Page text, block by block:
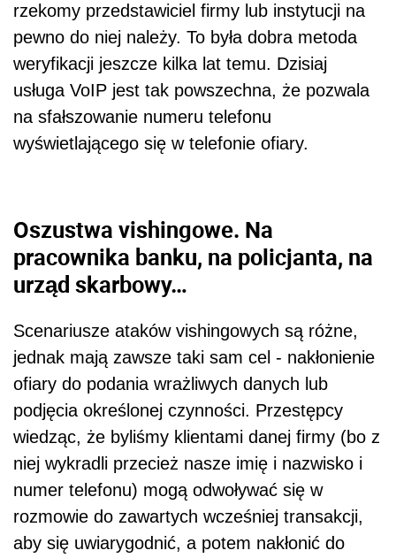
rzekomy przedstawiciel firmy lub instytucji na
pewno do niej należy. To była dobra metoda
weryfikacji jeszcze kilka lat temu. Dzisiaj
usługa VoIP jest tak powszechna, że pozwala
na sfałszowanie numeru telefonu
wyświetlającego się w telefonie ofiary.
Oszustwa vishingowe. Na
pracownika banku, na policjanta, na
urząd skarbowy…
Scenariusze ataków vishingowych są różne,
jednak mają zawsze taki sam cel - nakłonienie
ofiary do podania wrażliwych danych lub
podjęcia określonej czynności. Przestępcy
wiedząc, że byliśmy klientami danej firmy (bo z
niej wykradli przecież nasze imię i nazwisko i
numer telefonu) mogą odwoływać się w
rozmowie do zawartych wcześniej transakcji,
aby się uwiarygodnić, a potem nakłonić do